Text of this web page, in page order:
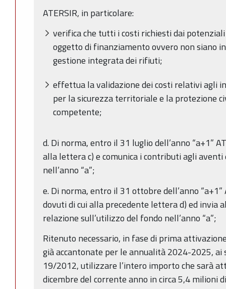
ATERSIR, in particolare:
verifica che tutti i costi richiesti dai
oggetto di finanziamento ovvero non siano
gestione integrata dei rifiuti;
effettua la validazione dei costi relativi agli
per la sicurezza territoriale e la protezione
competente;
d. Di norma, entro il 31 luglio dell’anno “a+1”
alla lettera c) e comunica i contributi agli
nell’anno “a”;
e. Di norma, entro il 31 ottobre dell’anno
dovuti di cui alla precedente lettera d) ed invia
relazione sull’utilizzo del fondo nell’anno “a”;
Ritenuto necessario, in fase di prima
già accantonate per le annualità 2024-2025, ai
19/2012, utilizzare l’intero importo che sarà
dicembre del corrente anno in circa 5,4 milioni